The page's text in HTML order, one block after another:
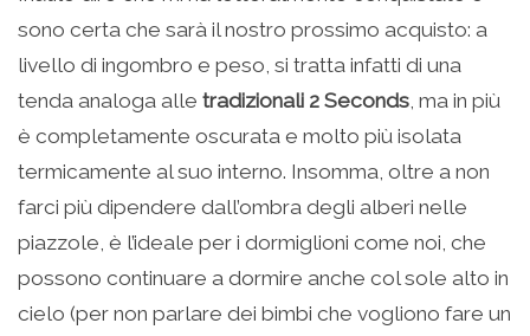
sono certa che sarà il nostro prossimo acquisto: a
livello di ingombro e peso, si tratta infatti di una
tenda analoga alle tradizionali 2 Seconds, ma in più
è completamente oscurata e molto più isolata
termicamente al suo interno. Insomma, oltre a non
farci più dipendere dall’ombra degli alberi nelle
piazzole, è l’ideale per i dormiglioni come noi, che
possono continuare a dormire anche col sole alto in
cielo (per non parlare dei bimbi che vogliono fare un